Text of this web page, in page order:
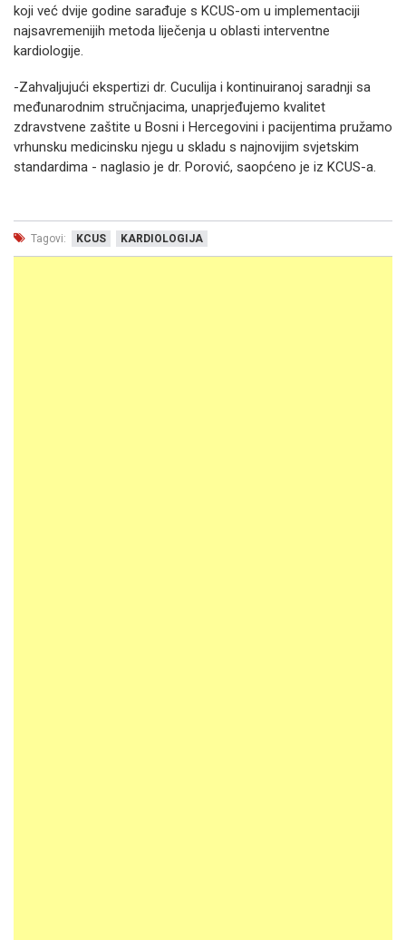
koji već dvije godine sarađuje s KCUS-om u implementaciji
najsavremenijih metoda liječenja u oblasti interventne
kardiologije.
-Zahvaljujući ekspertizi dr. Cuculija i kontinuiranoj saradnji sa
međunarodnim stručnjacima, unaprjeđujemo kvalitet
zdravstvene zaštite u Bosni i Hercegovini i pacijentima pružamo
vrhunsku medicinsku njegu u skladu s najnovijim svjetskim
standardima - naglasio je dr. Porović, saopćeno je iz KCUS-a.
Tagovi: KCUS KARDIOLOGIJA